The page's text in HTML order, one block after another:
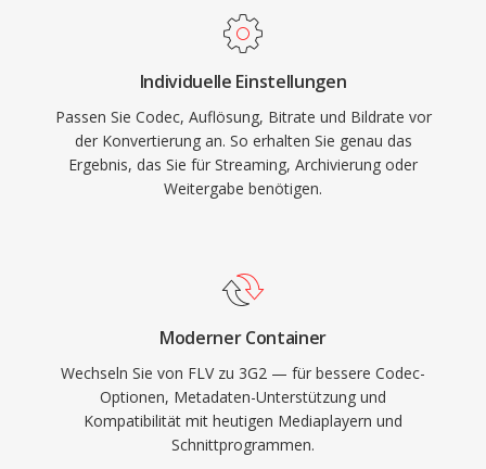
Bereitstellung ersetzt haben, befinden sich FLV-
Dateien nach wie vor in unzähligen Archiven
und Legacy-Systemen.
mit CDMA-Handsets der Mitte der 2000er
Jahre, die zuverlässige Wiedergabe auf einer
breiten Palette mobiler Geräte gewährleistet.
Obwohl neuere Formate wie MP4 3G2 für die
meisten Zwecke abgelöst haben, bleibt es
nützlich für die Arbeit mit alten mobilen
Individuelle Einstellungen
Passen Sie Codec, Auflösung, Bitrate und Bildrate vor
der Konvertierung an. So erhalten Sie genau das
Ergebnis, das Sie für Streaming, Archivierung oder
Weitergabe benötigen.
Moderner Container
Wechseln Sie von FLV zu 3G2 — für bessere Codec-
Optionen, Metadaten-Unterstützung und
Kompatibilität mit heutigen Mediaplayern und
Schnittprogrammen.